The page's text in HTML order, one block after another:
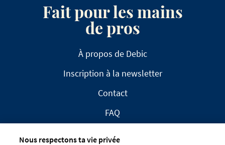
Fait pour les mains
de pros
À propos de Debic
Inscription à la newsletter
Contact
FAQ
Nous respectons ta vie privée